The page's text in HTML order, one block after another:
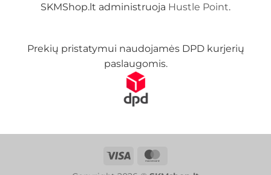
SKMShop.lt administruoja Hustle Point.
Prekių pristatymui naudojamės DPD kurjerių
paslaugomis.